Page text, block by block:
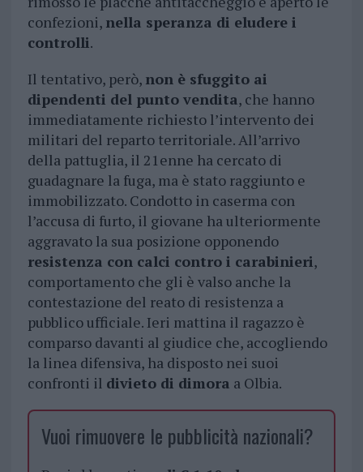
confezioni, nella speranza di eludere i
controlli.
Il tentativo, però, non è sfuggito ai
dipendenti del punto vendita, che hanno
immediatamente richiesto l’intervento dei
militari del reparto territoriale. All’arrivo
della pattuglia, il 21enne ha cercato di
guadagnare la fuga, ma è stato raggiunto e
immobilizzato. Condotto in caserma con
l’accusa di furto, il giovane ha ulteriormente
aggravato la sua posizione opponendo
resistenza con calci contro i carabinieri,
comportamento che gli è valso anche la
contestazione del reato di resistenza a
pubblico ufficiale. Ieri mattina il ragazzo è
comparso davanti al giudice che, accogliendo
la linea difensiva, ha disposto nei suoi
confronti il divieto di dimora a Olbia.
Vuoi rimuovere le pubblicità nazionali?